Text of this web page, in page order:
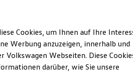
der ID. Modelle
im Winter
66663 Merzig
07:00 18:00
Uhr
08:00 -13:00 Uhr
Geschlossen
Cookies, um Ihnen auf Ihre
Werbung anzuzeigen, innerhalb und
Volkswagen Webseiten. Diese
darüber, wie Sie unsere